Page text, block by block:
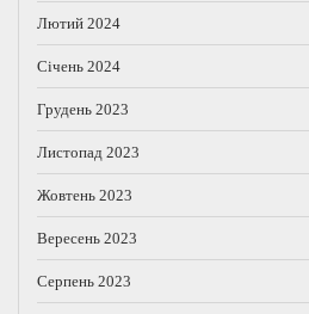
Лютий 2024
Січень 2024
Грудень 2023
Листопад 2023
Жовтень 2023
Вересень 2023
Серпень 2023